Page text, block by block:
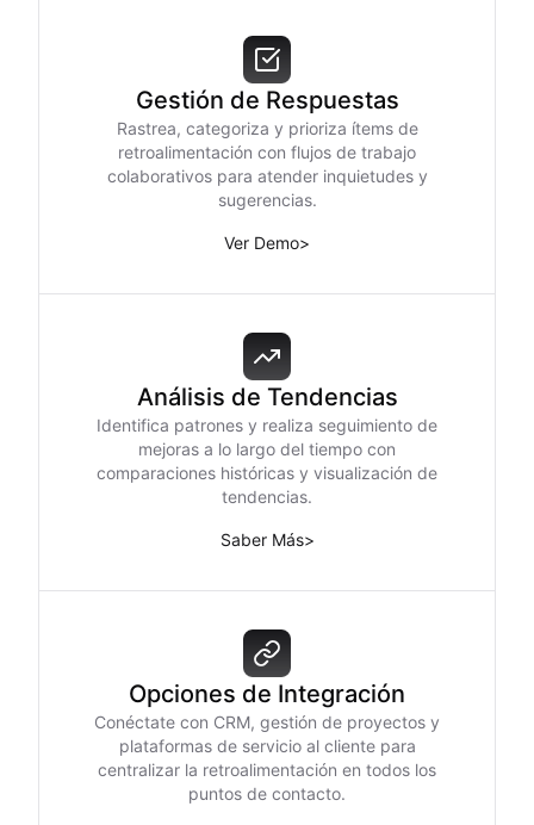
Gestión de Respuestas
Rastrea, categoriza y prioriza ítems de
retroalimentación con flujos de trabajo
colaborativos para atender inquietudes y
sugerencias.
Ver Demo>
Análisis de Tendencias
Identifica patrones y realiza seguimiento de
mejoras a lo largo del tiempo con
comparaciones históricas y visualización de
tendencias.
Saber Más>
Opciones de Integración
Conéctate con CRM, gestión de proyectos y
plataformas de servicio al cliente para
centralizar la retroalimentación en todos los
puntos de contacto.